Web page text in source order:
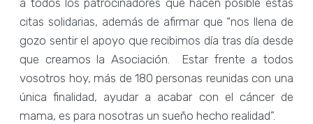
a todos los patrocinadores que hacen posible estas
citas solidarias, además de afirmar que “nos llena de
gozo sentir el apoyo que recibimos día tras día desde
que creamos la Asociación. Estar frente a todos
vosotros hoy, más de 180 personas reunidas con una
única finalidad, ayudar a acabar con el cáncer de
mama, es para nosotras un sueño hecho realidad”.